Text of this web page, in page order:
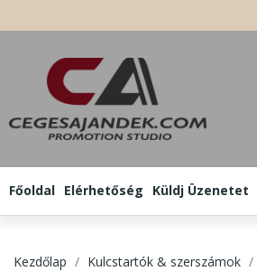
Főoldal Elérhetőség Küldj Üzenetet
Kezdőlap Kulcstartók & szerszámok